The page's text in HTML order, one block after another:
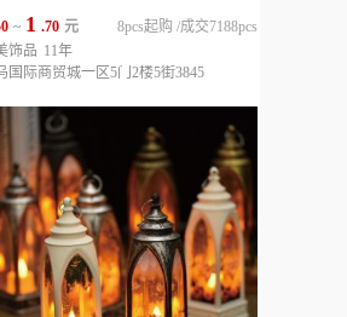
~ 1 .70 元 成交7188pcs
8pcs起购 /
饰品 11年
国际商贸城一区5门2楼5街3845